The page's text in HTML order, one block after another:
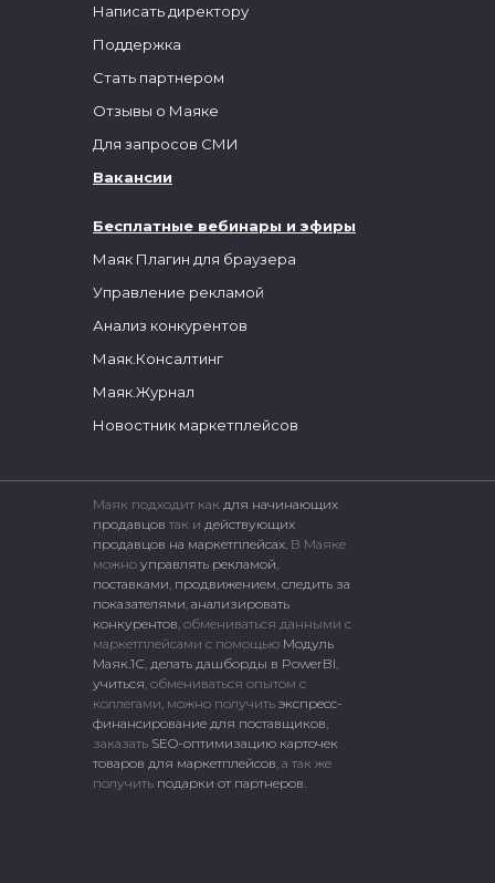
Бесплатные вебинары и эфиры
Маяк Плагин для браузера
Управление рекламой
Анализ конкурентов
Маяк.Консалтинг
Маяк.Журнал
Новостник маркетплейсов
Написать директору
Поддержка
Стать партнером
Отзывы о Маяке
Для запросов СМИ
Вакансии
Маяк подходит как для начинающих
продавцов так и действующих
продавцов на маркетплейсах. В Маяке
можно управлять рекламой
поставками продвижением следить за
показателями анализировать
конкурентов , обмениваться данными с
маркетплейсами c помощью Модуль
Маяк.1С делать дашборды в PowerBI
учиться , обмениваться опытом с
коллегами, можно получить экспресс-
финансирование для поставщиков
заказать SEO-оптимизацию карточек
товаров для маркетплейсов , а так же
получить подарки от партнеров